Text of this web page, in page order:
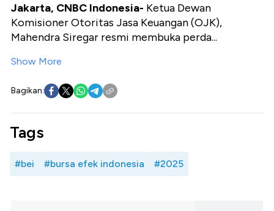
Jakarta, CNBC Indonesia- Ketua Dewan
Komisioner Otoritas Jasa Keuangan (OJK),
Mahendra Siregar resmi membuka perda...
Show More
Bagikan:
Tags
#bei #bursa efek indonesia #2025